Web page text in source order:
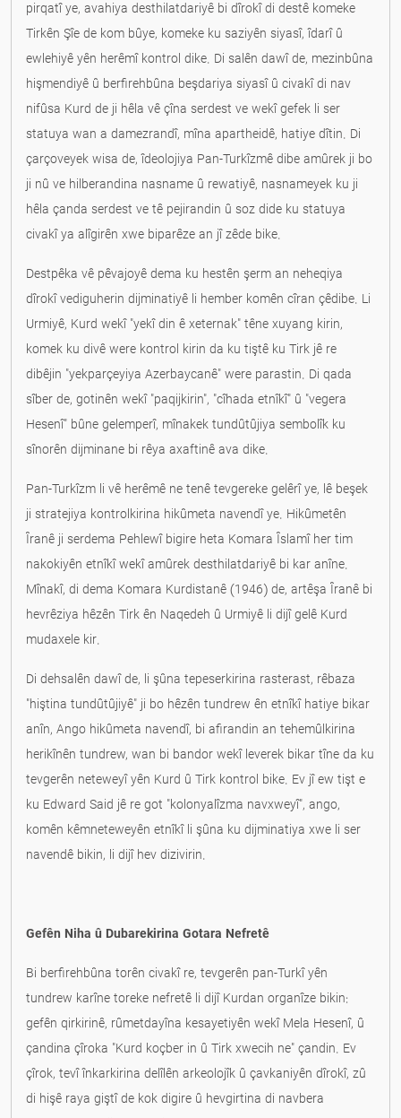
pirqatî ye, avahiya desthilatdariyê bi dîrokî di destê komeke
Tirkên Şîe de kom bûye, komeke ku saziyên siyasî, îdarî û
ewlehiyê yên herêmî kontrol dike. Di salên dawî de, mezinbûna
hişmendiyê û berfirehbûna beşdariya siyasî û civakî di nav
nifûsa Kurd de ji hêla vê çîna serdest ve wekî gefek li ser
statuya wan a damezrandî, mîna apartheidê, hatiye dîtin. Di
çarçoveyek wisa de, îdeolojiya Pan-Turkîzmê dibe amûrek ji bo
ji nû ve hilberandina nasname û rewatiyê, nasnameyek ku ji
hêla çanda serdest ve tê pejirandin û soz dide ku statuya
civakî ya alîgirên xwe biparêze an jî zêde bike.
Destpêka vê pêvajoyê dema ku hestên şerm an neheqiya
dîrokî vediguherin dijminatiyê li hember komên cîran çêdibe. Li
Urmiyê, Kurd wekî "yekî din ê xeternak" têne xuyang kirin,
komek ku divê were kontrol kirin da ku tiştê ku Tirk jê re
dibêjin "yekparçeyiya Azerbaycanê" were parastin. Di qada
sîber de, gotinên wekî "paqijkirin", "cîhada etnîkî" û "vegera
Hesenî" bûne gelemperî, mînakek tundûtûjiya sembolîk ku
sînorên dijminane bi rêya axaftinê ava dike.
Pan-Turkîzm li vê herêmê ne tenê tevgereke gelêrî ye, lê beşek
ji stratejiya kontrolkirina hikûmeta navendî ye. Hikûmetên
Îranê ji serdema Pehlewî bigire heta Komara Îslamî her tim
nakokiyên etnîkî wekî amûrek desthilatdariyê bi kar anîne.
Mînakî, di dema Komara Kurdistanê (1946) de, artêşa Îranê bi
hevrêziya hêzên Tirk ên Naqedeh û Urmiyê li dijî gelê Kurd
mudaxele kir.
Di dehsalên dawî de, li şûna tepeserkirina rasterast, rêbaza
"hiştina tundûtûjiyê" ji bo hêzên tundrew ên etnîkî hatiye bikar
anîn, Ango hikûmeta navendî, bi afirandin an tehemûlkirina
herikînên tundrew, wan bi bandor wekî leverek bikar tîne da ku
tevgerên neteweyî yên Kurd û Tirk kontrol bike. Ev jî ew tişt e
ku Edward Said jê re got "kolonyalîzma navxweyî", ango,
komên kêmneteweyên etnîkî li şûna ku dijminatiya xwe li ser
navendê bikin, li dijî hev dizivirin.
Gefên Niha û Dubarekirina Gotara Nefretê
Bi berfirehbûna torên civakî re, tevgerên pan-Turkî yên
tundrew karîne toreke nefretê li dijî Kurdan organîze bikin:
gefên qirkirinê, rûmetdayîna kesayetiyên wekî Mela Hesenî, û
çandina çîroka "Kurd koçber in û Tirk xwecih ne" çandin. Ev
çîrok, tevî înkarkirina delîlên arkeolojîk û çavkaniyên dîrokî, zû
di hişê raya giştî de kok digire û hevgirtina di navbera